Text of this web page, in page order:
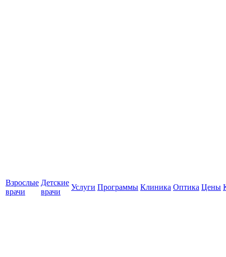
Взрослые
врачи
Детские
врачи
Услуги Программы Клиника Оптика Цены